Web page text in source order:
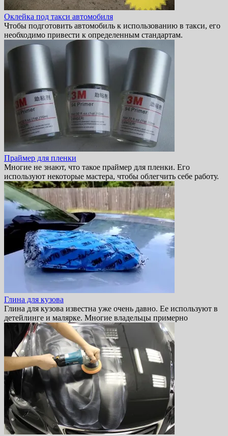
Оклейка под такси автомобиля
Чтобы подготовить автомобиль к использованию в такси, его
необходимо привести к определенным стандартам.
Праймер для пленки
Многие не знают, что такое праймер для пленки. Его
используют некоторые мастера, чтобы облегчить себе работу.
Глина для кузова
Глина для кузова известна уже очень давно. Ее используют в
детейлинге и малярке. Многие владельцы примерно